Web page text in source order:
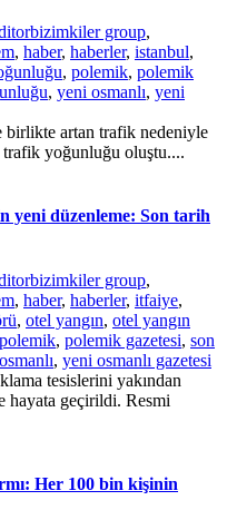
bizimkiler group,
, haber, haberler, istanbul,
, polemik, polemik
, yeni osmanlı, yeni
birlikte artan trafik nedeniyle
trafik yoğunluğu oluştu....
yeni düzenleme: Son tarih
bizimkiler group,
, haber, haberler, itfaiye,
, otel yangın, otel yangın
polemik, polemik gazetesi, son
, yeni osmanlı gazetesi
tesislerini yakından
hayata geçirildi. Resmi
Her 100 bin kişinin